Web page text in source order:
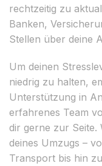
rechtzeitig zu
Banken,
Stellen über deine
Um deinen
niedrig zu halten,
Unterstützung in
erfahrenes Team
dir gerne zur Seite.
deines Umzugs –
Transport bis hin